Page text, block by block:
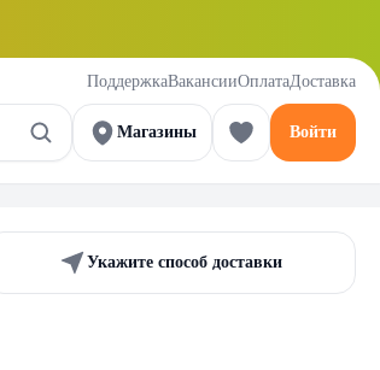
ПоддержкаВакансииОплатаДоставка
Магазины Войти
Укажите способ доставки